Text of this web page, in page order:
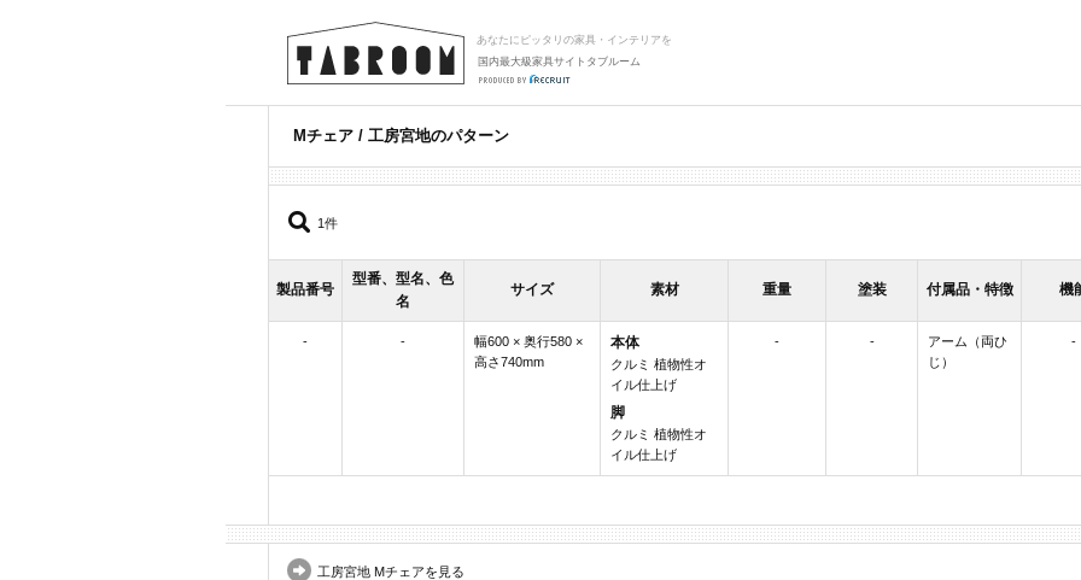
あなたにピッタリの家具・インテリアを
国内最大級家具サイトタブルーム
Mチェア / 工房宮地のパターン
1件
製品番号
型番、型名、色
名
サイズ 素材 重量 塗装 付属品・特徴 機
- -
幅600 × 奥行580 ×
高さ740mm
本体
クルミ 植物性オ
イル仕上げ
脚
クルミ 植物性オ
イル仕上げ
- -
アーム（両ひ
じ）
-
工房宮地 Mチェアを見る